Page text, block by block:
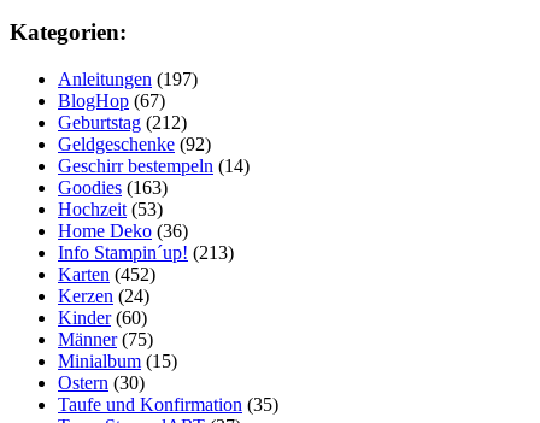
Kategorien:
Anleitungen (197)
BlogHop (67)
Geburtstag (212)
Geldgeschenke (92)
Geschirr bestempeln (14)
Goodies (163)
Hochzeit (53)
Home Deko (36)
Info Stampin´up! (213)
Karten (452)
Kerzen (24)
Kinder(60)
Männer(75)
Minialbum (15)
Ostern (30)
Taufe und Konfirmation (35)